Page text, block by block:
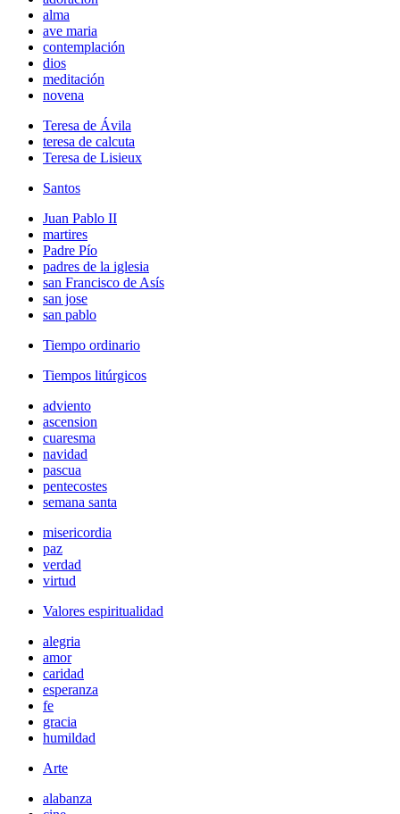
alma
ave maria
contemplación
dios
meditación
novena
Teresa de Ávila
teresa de calcuta
Teresa de Lisieux
Santos
Juan Pablo II
martires
Padre Pío
padres de la iglesia
san Francisco de Asís
san jose
san pablo
Tiempo ordinario
Tiempos litúrgicos
adviento
ascension
cuaresma
navidad
pascua
pentecostes
semana santa
misericordia
paz
verdad
virtud
Valores espiritualidad
alegria
amor
caridad
esperanza
fe
gracia
humildad
Arte
alabanza